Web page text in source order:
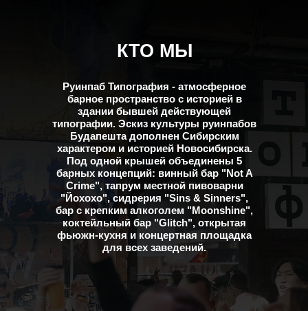
КТО МЫ
Руинпаб Типография - атмосферное
барное пространство с историей в
здании бывшей действующей
типографии. Эскиз культуры руинпабов
Будапешта дополнен Сибирским
характером и историей Новосибирска.
Под одной крышей объединены 5
барных концепций: винный бар "Not A
Crime", тапрум местной пивоварни
"Йохохо", сидрерия "Sins & Sinners",
бар с крепким алкоголем "Moonshine",
коктейльный бар "Glitch", открытая
фьюжн-кухня и концертная площадка
для всех заведений.